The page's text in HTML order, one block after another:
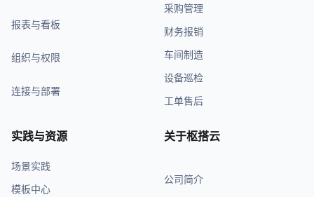
报表与看板
组织与权限
连接与部署
采购管理
财务报销
车间制造
设备巡检
工单售后
实践与资源
场景实践
模板中心
关于枢搭云
公司简介